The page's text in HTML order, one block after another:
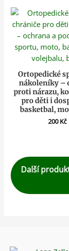
Ortopedické
nákoleníky –
proti nárazu,
pro děti i
basketbal,
200Kč
Další